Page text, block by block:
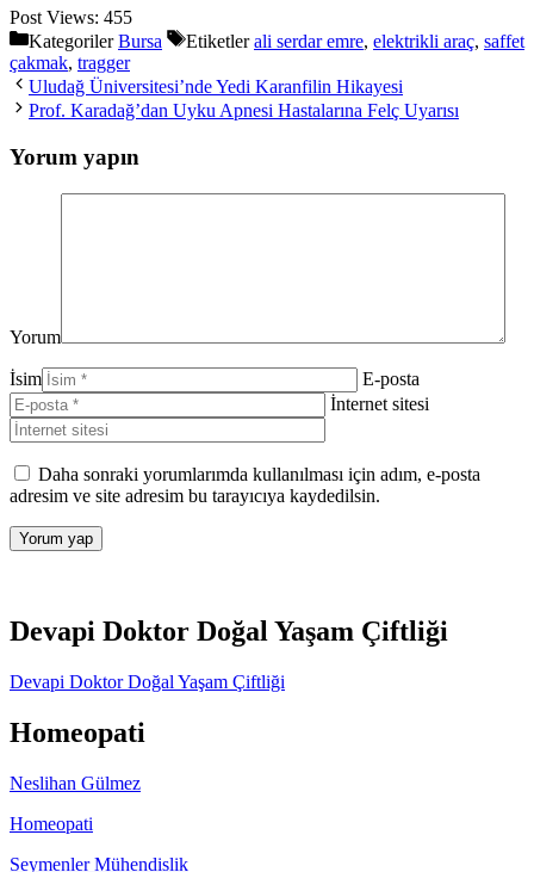
Post Views: 455
KategorilerBursa Etiketlerali serdar emre, elektrikli araç, saffet
çakmak, tragger
Uludağ Üniversitesi’nde Yedi Karanfilin Hikayesi
Prof. Karadağ’dan Uyku Apnesi Hastalarına Felç Uyarısı
Yorum yapın
Yorum
İsim
E-posta
İnternet sitesi
Daha sonraki yorumlarımda kullanılması için adım, e-posta
adresim ve site adresim bu tarayıcıya kaydedilsin.
Devapi Doktor Doğal Yaşam Çiftliği
Devapi Doktor Doğal Yaşam Çiftliği
Homeopati
Neslihan Gülmez
Homeopati
Seymenler Mühendislik